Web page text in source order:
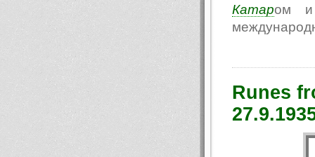
Катаром и
Runes